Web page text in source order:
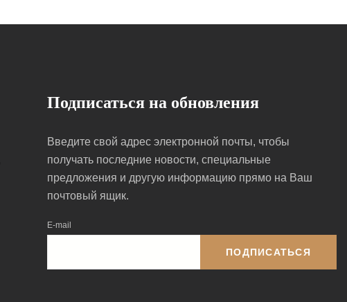
Подписаться на обновления
Введите свой адрес электронной почты, чтобы
получать последние новости, специальные
предложения и другую информацию прямо на Ваш
почтовый ящик.
E-mail
ПОДПИСАТЬСЯ